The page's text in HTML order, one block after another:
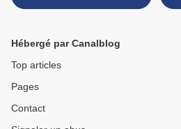
toro"
Hébergé par Canalblog
Top articles
Pages
Contact